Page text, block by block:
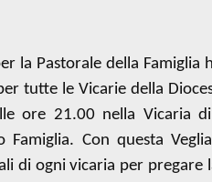
la Pastorale della
tutte le Vicarie della
ore 21.00 nella Vicaria
Famiglia. Con questa
di ogni vicaria per pregare